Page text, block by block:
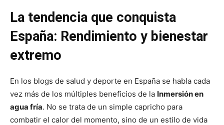
La tendencia que conquista
España: Rendimiento y bienestar
extremo
En los blogs de salud y deporte en España se habla cada
vez más de los múltiples beneficios de la Inmersión en
agua fría. No se trata de un simple capricho para
combatir el calor del momento, sino de un estilo de vida